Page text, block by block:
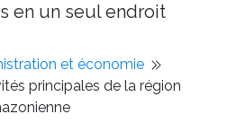
en un seul endroit
et économie
principales de la région